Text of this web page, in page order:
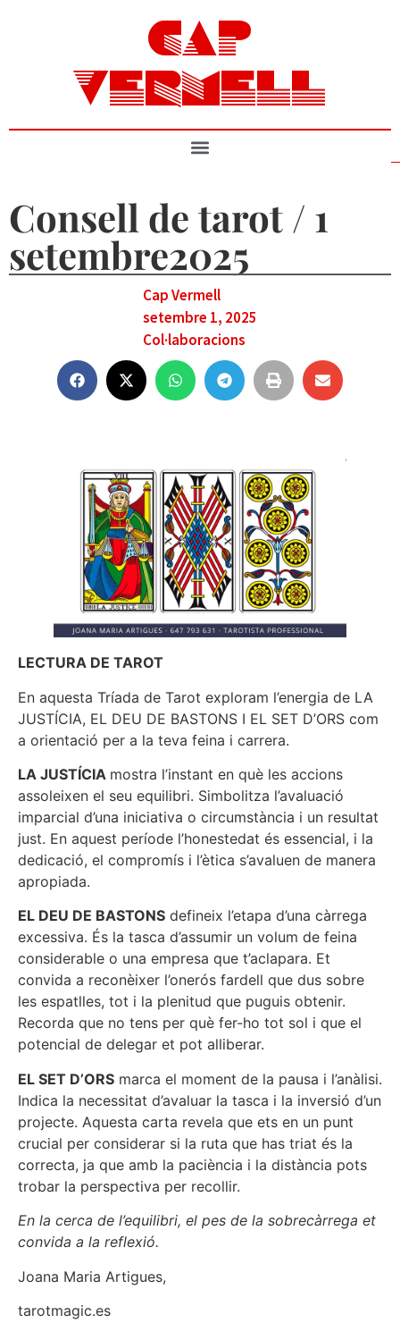
CAP
VERMELL
Consell de tarot / 1
setembre2025
Cap Vermell
setembre 1, 2025
Col·laboracions
LECTURA DE TAROT
En aquesta Tríada de Tarot exploram l’energia de LA
JUSTÍCIA, EL DEU DE BASTONS I EL SET D’ORS com
a orientació per a la teva feina i carrera.
LA JUSTÍCIA mostra l’instant en què les accions
assoleixen el seu equilibri. Simbolitza l’avaluació
imparcial d’una iniciativa o circumstància i un resultat
just. En aquest període l’honestedat és essencial, i la
dedicació, el compromís i l’ètica s’avaluen de manera
apropiada.
EL DEU DE BASTONS defineix l’etapa d’una càrrega
excessiva. És la tasca d’assumir un volum de feina
considerable o una empresa que t’aclapara. Et
convida a reconèixer l’onerós fardell que dus sobre
les espatlles, tot i la plenitud que puguis obtenir.
Recorda que no tens per què fer-ho tot sol i que el
potencial de delegar et pot alliberar.
EL SET D’ORS marca el moment de la pausa i l’anàlisi.
Indica la necessitat d’avaluar la tasca i la inversió d’un
projecte. Aquesta carta revela que ets en un punt
crucial per considerar si la ruta que has triat és la
correcta, ja que amb la paciència i la distància pots
trobar la perspectiva per recollir.
En la cerca de l’equilibri, el pes de la sobrecàrrega et
convida a la reflexió.
Joana Maria Artigues,
tarotmagic.es